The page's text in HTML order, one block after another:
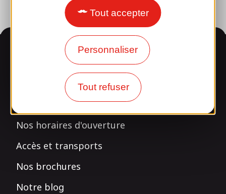
Tout accepter
Personnaliser
Tout refuser
Informations
Surpris par notre design ?
Nos horaires d'ouverture
Accès et transports
Nos brochures
Notre blog